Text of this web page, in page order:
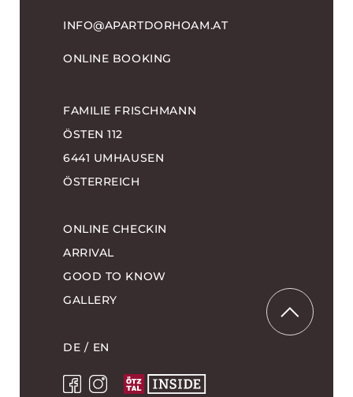
INFO@APARTDORHOAM.AT
ONLINE BOOKING
FAMILIE FRISCHMANN
ÖSTEN 112
6441 UMHAUSEN
ÖSTERREICH
ONLINE CHECKIN
ARRIVAL
GOOD TO KNOW
GALLERY
DE EN